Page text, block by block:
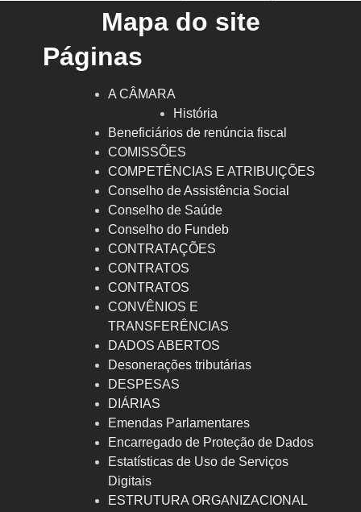
Mapa do site
Páginas
A CÂMARA
História
Beneficiários de renúncia fiscal
COMISSÕES
COMPETÊNCIAS E ATRIBUIÇÕES
Conselho de Assistência Social
Conselho de Saúde
Conselho do Fundeb
CONTRATAÇÕES
CONTRATOS
CONTRATOS
CONVÊNIOS E
TRANSFERÊNCIAS
DADOS ABERTOS
Desonerações tributárias
DESPESAS
DIÁRIAS
Emendas Parlamentares
Encarregado de Proteção de Dados
Estatísticas de Uso de Serviços
Digitais
ESTRUTURA ORGANIZACIONAL